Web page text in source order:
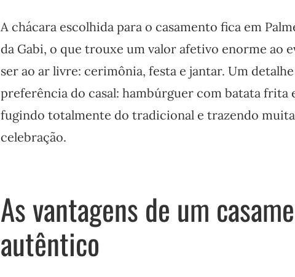
A chácara escolhida para o casamento fica em
da Gabi, o que trouxe um valor afetivo enorme ao
ser ao ar livre: cerimônia, festa e jantar. Um
preferência do casal: hambúrguer com batata frita
fugindo totalmente do tradicional e trazendo
celebração.
As vantagens de um
autêntico